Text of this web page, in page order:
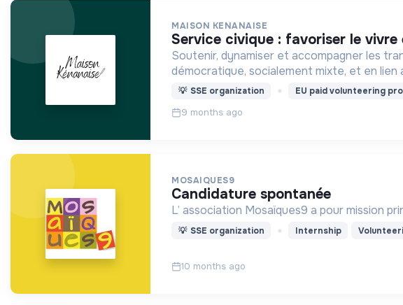
MAISON KENANAISE
service civique : favoriser le
Soutenir, dynamiser et accompagner les
démocratique, socialement mixte, et en
💡 SSE organization EU paid volunteering
9 months ago
MOSAIQUES9
candidature spontanée
L’ association Mosaïques9 a pour mission
💡 SSE organization Internship
10 months ago